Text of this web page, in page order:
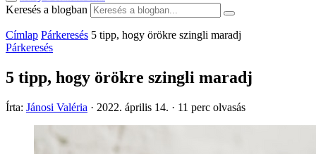
Keresés a blogban
Címlap Párkeresés 5 tipp, hogy örökre szingli maradj
Párkeresés
5 tipp, hogy örökre szingli maradj
Írta: Jánosi Valéria · 2022. április 14. · 11 perc olvasás